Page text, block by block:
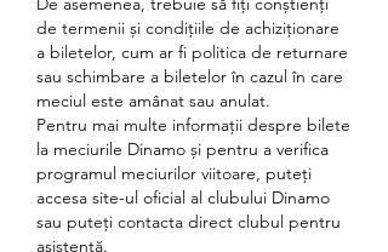
de termenii și condițiile de achiziționare
a biletelor, cum ar fi politica de returnare
sau schimbare a biletelor în cazul în care
meciul este amânat sau anulat.
Pentru mai multe informații despre bilete
la meciurile Dinamo și pentru a verifica
programul meciurilor viitoare, puteți
accesa site-ul oficial al clubului Dinamo
sau puteți contacta direct clubul pentru
asistență.